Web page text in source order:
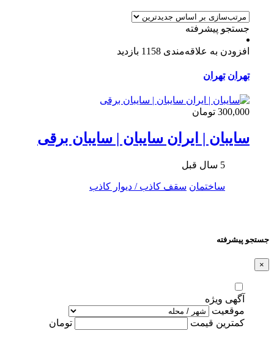
جستجو پیشرفته
افزودن به علاقه‌مندی 1158 بازدید
تهران تهران
300,000 تومان
سایبان | ایران سایبان | سایبان برقی
5 سال قبل
ساختمان سقف کاذب / دیوار کاذب
جستجو پیشرفته
×
آگهی ویژه
موقعیت
کمترین قیمت
تومان